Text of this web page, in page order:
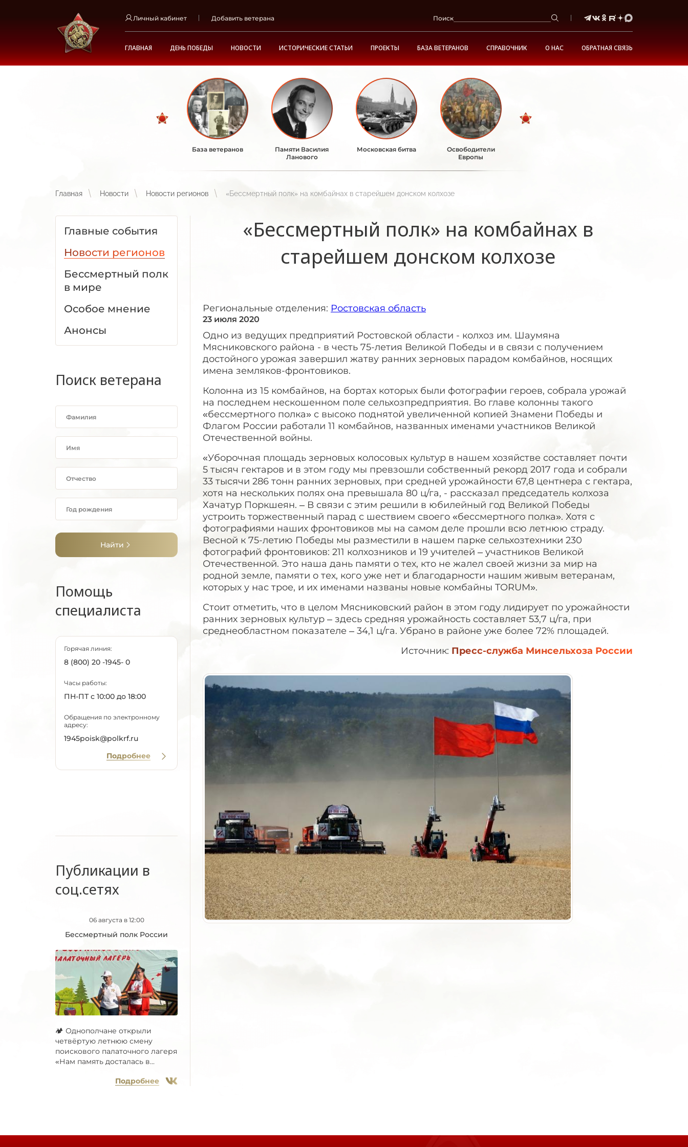
Личный кабинет Добавить ветерана Поиск
ГЛАВНАЯ ДЕНЬ ПОБЕДЫ НОВОСТИ ИСТОРИЧЕСКИЕ СТАТЬИ ПРОЕКТЫ БАЗА ВЕТЕРАНОВ СПРАВОЧНИК О НАС ОБРАТНАЯ СВЯЗЬ
База ветеранов
Памяти Василия
Ланового
Московская битва
Освободители
Европы
Главная Новости Новости регионов «Бессмертный полк» на комбайнах в старейшем донском колхозе
Главные события
Новости регионов
Бессмертный полк
в мире
Особое мнение
Анонсы
Поиск ветерана
Найти
Помощь
специалиста
Горячая линия:
8 (800) 20 -1945- 0
Часы работы:
ПН-ПТ с 10:00 до 18:00
Обращения по электронному
адресу:
1945poisk@polkrf.ru
Подробнее
Публикации в
соц.сетях
06 августа в 12:00
Бессмертный полк России
🏕 Однополчане открыли
четвёртую летнюю смену
поискового палаточного лагеря
«Нам память досталась в...
Подробнее
«Бессмертный полк» на комбайнах в
старейшем донском колхозе
Региональные отделения: Ростовская область
23 июля 2020
Одно из ведущих предприятий Ростовской области - колхоз им. Шаумяна
Мясниковского района - в честь 75-летия Великой Победы и в связи с получением
достойного урожая завершил жатву ранних зерновых парадом комбайнов, носящих
имена земляков-фронтовиков.
Колонна из 15 комбайнов, на бортах которых были фотографии героев, собрала урожай
на последнем нескошенном поле сельхозпредприятия. Во главе колонны такого
«бессмертного полка» с высоко поднятой увеличенной копией Знамени Победы и
Флагом России работали 11 комбайнов, названных именами участников Великой
Отечественной войны.
«Уборочная площадь зерновых колосовых культур в нашем хозяйстве составляет почти
5 тысяч гектаров и в этом году мы превзошли собственный рекорд 2017 года и собрали
33 тысячи 286 тонн ранних зерновых, при средней урожайности 67,8 центнера с гектара,
хотя на нескольких полях она превышала 80 ц/га, - рассказал председатель колхоза
Хачатур Поркшеян. – В связи с этим решили в юбилейный год Великой Победы
устроить торжественный парад с шествием своего «бессмертного полка». Хотя с
фотографиями наших фронтовиков мы на самом деле прошли всю летнюю страду.
Весной к 75-летию Победы мы разместили в нашем парке сельхозтехники 230
фотографий фронтовиков: 211 колхозников и 19 учителей – участников Великой
Отечественной. Это наша дань памяти о тех, кто не жалел своей жизни за мир на
родной земле, памяти о тех, кого уже нет и благодарности нашим живым ветеранам,
которых у нас трое, и их именами названы новые комбайны TORUM».
Стоит отметить, что в целом Мясниковский район в этом году лидирует по урожайности
ранних зерновых культур – здесь средняя урожайность составляет 53,7 ц/га, при
среднеобластном показателе – 34,1 ц/га. Убрано в районе уже более 72% площадей.
Источник: Пресс-служба Минсельхоза России